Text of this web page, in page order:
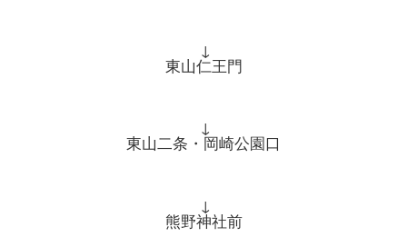
↓
東山仁王門
↓
東山二条・岡崎公園口
↓
熊野神社前